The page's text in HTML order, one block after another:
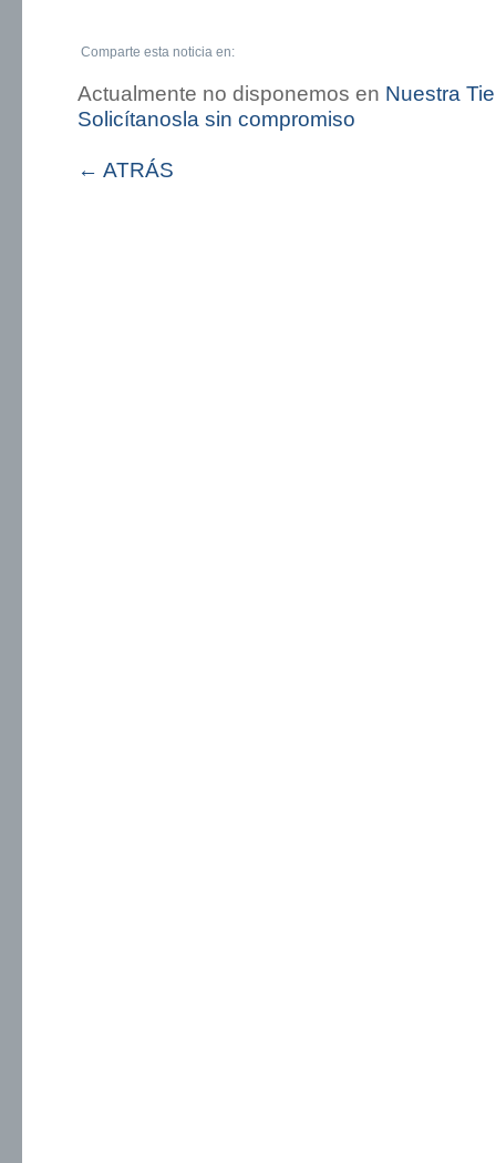
Comparte esta noticia en:
Actualmente no disponemos en Nuestra
Solicítanosla sin compromiso
← ATRÁS